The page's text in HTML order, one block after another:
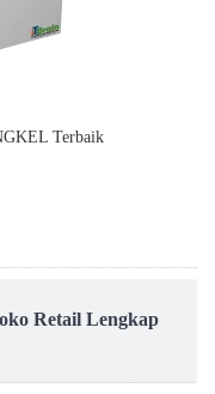
Terbaik
Retail Lengkap